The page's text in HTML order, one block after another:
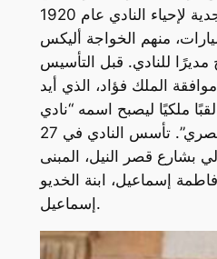
مصر. بدأت محاولات جدية لإحياء النادي عام 1920
منهم الخواجة أليكس
للنادي. قبل التأسيس
الملك فؤاد، الذي أيد
ملكيًا ليصبح اسمه “نادي
السيارات الملكي المصري”. تأسس النادي في 27
الحالي بشارع قصر النيل، المبنى
إسماعيل، ابنة الخديو
إسماعيل.